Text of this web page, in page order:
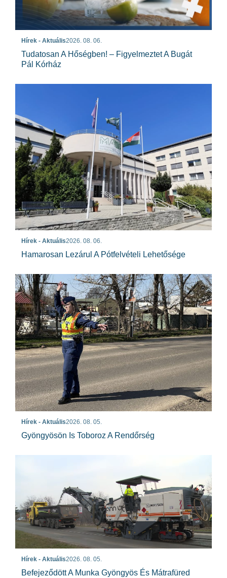
Hírek - Aktuális2026. 08. 06.
Tudatosan A Hőségben! – Figyelmeztet A Bugát
Pál Kórház
Hírek - Aktuális2026. 08. 06.
Hamarosan Lezárul A Pótfelvételi Lehetősége
Hírek - Aktuális2026. 08. 05.
Gyöngyösön Is Toboroz A Rendőrség
Hírek - Aktuális2026. 08. 05.
Befejeződött A Munka Gyöngyös És Mátrafüred